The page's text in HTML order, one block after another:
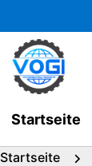
Inhalt
springen
Startseite
Startseite